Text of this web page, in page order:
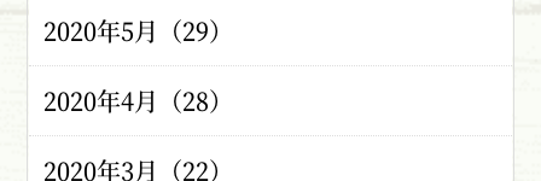
2020年5月（29）
2020年4月（28）
2020年3月（22）